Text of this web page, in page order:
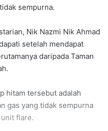
sempurna.
Nik Nazmi Nik Ahmad
setelah mendapat
daripada Taman
hitam tersebut adalah
gas yang tidak sempurna
flare.